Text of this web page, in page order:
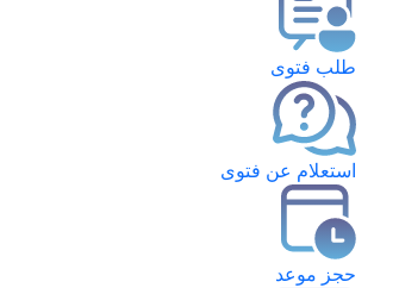
طلب فتوى
استعلام عن فتوى
حجز موعد